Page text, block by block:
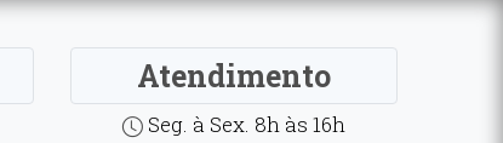
Atendimento
Seg. à Sex. 8h às 16h